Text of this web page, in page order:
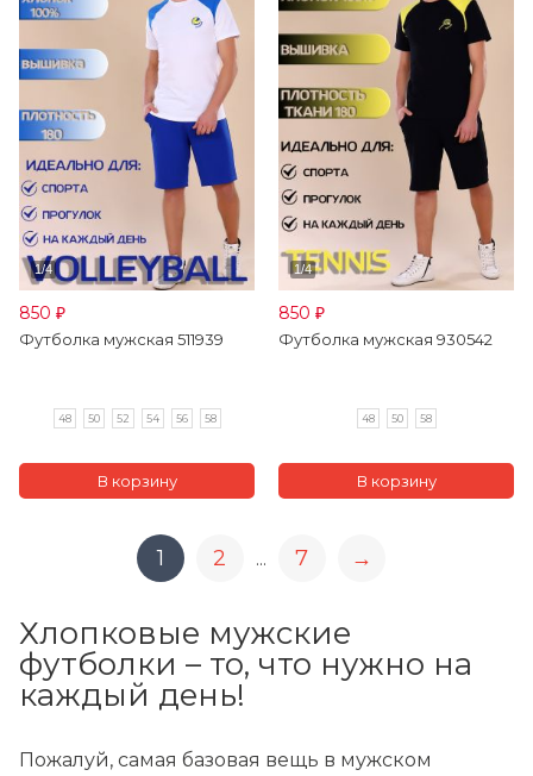
850 ₽
Футболка мужская 511939
48 50 52 54 56 58
850 ₽
Футболка мужская 930542
48 50 58
1 2 ... 7 →
Хлопковые мужские
футболки – то, что нужно на
каждый день!
Пожалуй, самая базовая вещь в мужском